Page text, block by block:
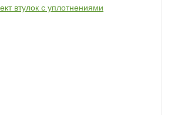
втулок с уплотнениями